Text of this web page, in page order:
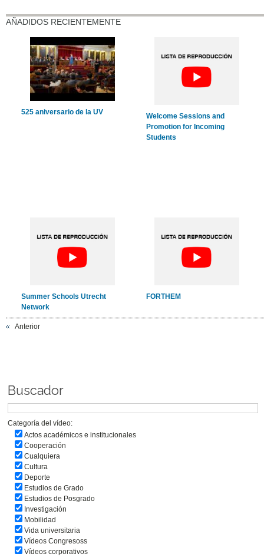
AÑADIDOS RECIENTEMENTE
525 aniversario de la UV
Welcome Sessions and
Promotion for Incoming
Students
Summer Schools Utrecht
Network
FORTHEM
Anterior
Buscador
Categoría del vídeo:
Actos académicos e institucionales
Cooperación
Cualquiera
Cultura
Deporte
Estudios de Grado
Estudios de Posgrado
Investigación
Mobilidad
Vida universitaria
Vídeos Congresoss
Vídeos corporativos